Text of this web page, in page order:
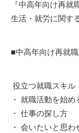
『中高年向け再
生活・就労に関す
■中高年向け再就
役立つ就職スキル
・ 就職活動を始め
・ 仕事の探し方
・ 会いたいと思